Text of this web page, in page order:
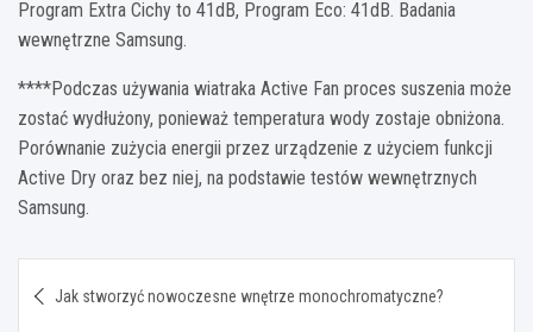
Program Extra Cichy to 41dB, Program Eco: 41dB. Badania
wewnętrzne Samsung.
****Podczas używania wiatraka Active Fan proces suszenia może
zostać wydłużony, ponieważ temperatura wody zostaje obniżona.
Porównanie zużycia energii przez urządzenie z użyciem funkcji
Active Dry oraz bez niej, na podstawie testów wewnętrznych
Samsung.
wpisu
Jak stworzyć nowoczesne wnętrze monochromatyczne?